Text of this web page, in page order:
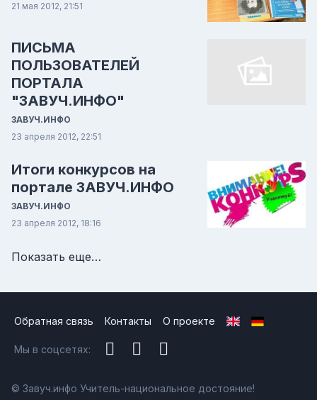
21 мая 2012, 21:51
ПИСЬМА
ПОЛЬЗОВАТЕЛЕЙ
ПОРТАЛА
"ЗАВУЧ.ИНФО"
ЗАВУЧ.ИНФО
23 апреля 2012, 22:51
Итоги конкурсов на
портале ЗАВУЧ.ИНФО
ЗАВУЧ.ИНФО
23 апреля 2012, 18:16
Показать еще…
Обратная связь Контакты О проекте
Мы в соцсетях:
© Завуч.инфо Учитель-национальное достояние!